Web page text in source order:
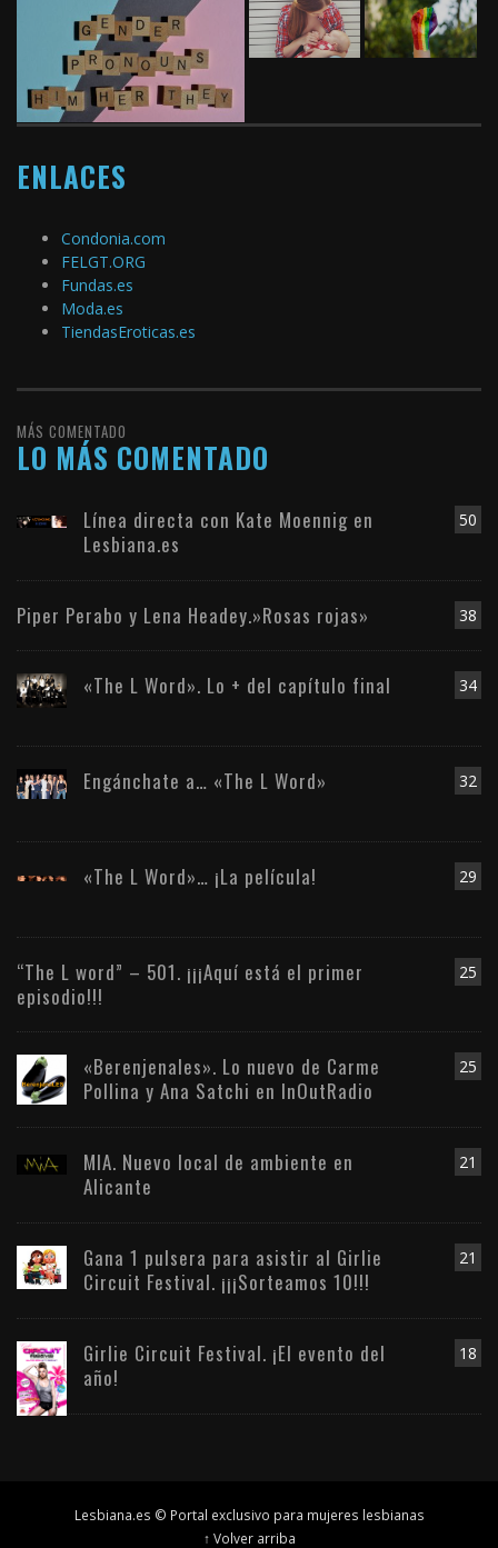
ENLACES
Condonia.com
FELGT.ORG
Fundas.es
Moda.es
TiendasEroticas.es
MÁS COMENTADO
LO MÁS COMENTADO
50
Línea directa con Kate Moennig en
Lesbiana.es
38
Piper Perabo y Lena Headey.»Rosas rojas»
34
«The L Word». Lo + del capítulo final
32
Engánchate a… «The L Word»
29
«The L Word»… ¡La película!
25
“The L word” – 501. ¡¡¡Aquí está el primer
episodio!!!
25
«Berenjenales». Lo nuevo de Carme
Pollina y Ana Satchi en InOutRadio
21
MIA. Nuevo local de ambiente en
Alicante
21
Gana 1 pulsera para asistir al Girlie
Circuit Festival. ¡¡¡Sorteamos 10!!!
18
Girlie Circuit Festival. ¡El evento del
año!
Lesbiana.es © Portal exclusivo para mujeres lesbianas
↑ Volver arriba